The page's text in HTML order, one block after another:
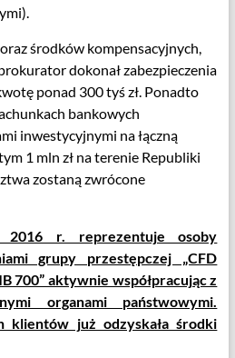
środków kompensacyjnych,
dokonał zabezpieczenia
ponad 300 tyś zł. Ponadto
bankowych
inwestycyjnymi na łączną
1 mln zł na terenie Republiki
zostaną zwrócone
2016 r. reprezentuje osoby
grupy przestępczej „CFD
700” aktywnie współpracując z
organami państwowymi.
klientów już odzyskała środki